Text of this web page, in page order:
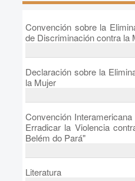
Convención sobre la
de Discriminación contra la
Declaración sobre la
la Mujer
Convención
Erradicar la Violencia
Belém do Pará"
Literatura